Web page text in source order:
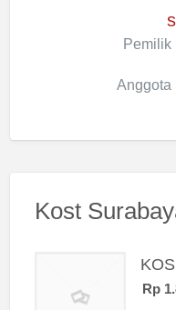
Pemilik
Anggota
Kost
Rp